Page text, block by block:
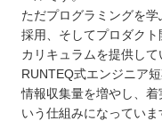
ただプログラミングを
採用、そしてプロダク
カリキュラムを提供して
RUNTEQ式エンジニア
情報収集量を増やし、
いう仕組みになっていま